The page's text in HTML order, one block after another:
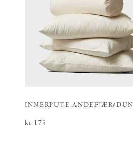
INNERPUTE ANDEFJÆR/DUN
Pris:kr 175
kr 175